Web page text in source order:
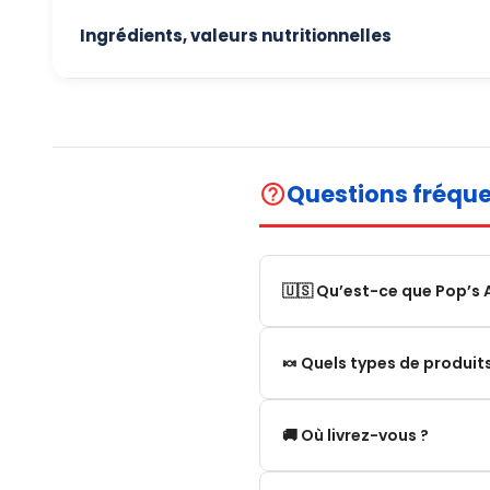
Ingrédients, valeurs nutritionnelles
help_outlineQuestions
🇺🇸 Qu’est-ce que Pop’s
Pop’s America est une
🍬 Quels types de
Nous proposons
Boissons américaines
🚚 Où livrez-vous ?